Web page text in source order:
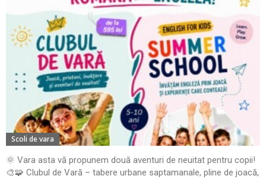
Scoli de vara
🌞 Vara asta vă propunem două aventuri de neuitat pentru copii!
🎨🧩 Clubul de Vară – tabere urbane saptamanale, pline de joacă,